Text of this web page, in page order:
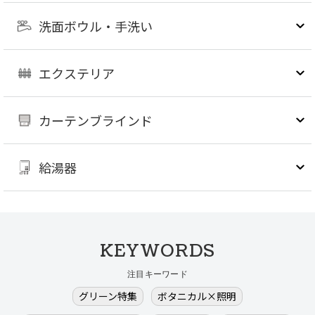
洗面ボウル・手洗い
エクステリア
カーテンブラインド
給湯器
KEYWORDS
注目キーワード
グリーン特集
ボタニカル×照明